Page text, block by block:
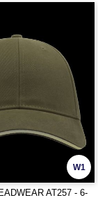
W1
AT257 - 6-